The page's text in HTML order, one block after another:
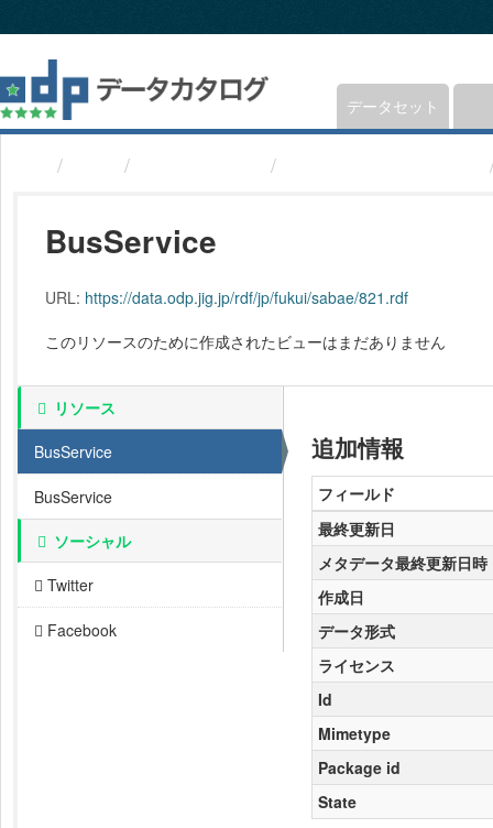
キ
プ
し
て
データセット
BusService
URL: https://data.odp.jig.jp/rdf/jp/fukui/sabae/821.rdf
このリソースのために作成されたビューはまだありません
リソース
BusService
BusService
ソーシャル
Twitter
Facebook
追加情報
フィールド
最終更新日
メタデータ最終更新日時
作成日
データ形式
ライセンス
Id
Mimetype
Package id
State